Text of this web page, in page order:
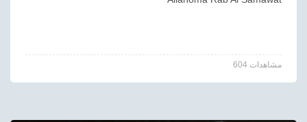
604 مشاهدات